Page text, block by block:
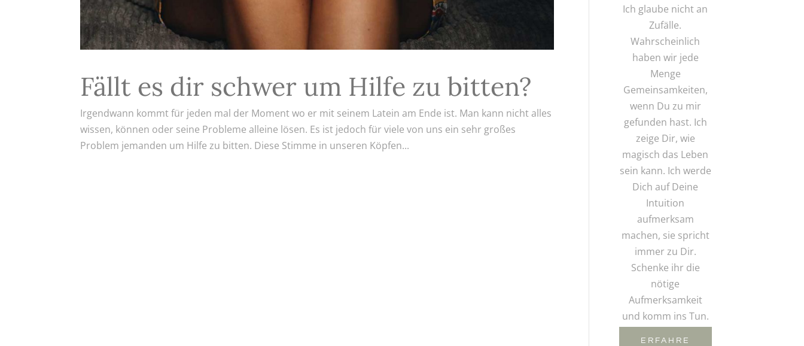
Fällt es dir schwer um Hilfe zu bitten?
Irgendwann kommt für jeden mal der Moment wo er mit seinem Latein am Ende ist. Man kann nicht alles
wissen, können oder seine Probleme alleine lösen. Es ist jedoch für viele von uns ein sehr großes
Problem jemanden um Hilfe zu bitten. Diese Stimme in unseren Köpfen...
Ich glaube nicht an
Zufälle.
Wahrscheinlich
haben wir jede
Menge
Gemeinsamkeiten,
wenn Du zu mir
gefunden hast. Ich
zeige Dir, wie
magisch das Leben
sein kann. Ich werde
Dich auf Deine
Intuition
aufmerksam
machen, sie spricht
immer zu Dir.
Schenke ihr die
nötige
Aufmerksamkeit
und komm ins Tun.
ERFAHRE